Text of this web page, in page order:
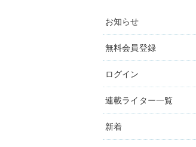
お知らせ
無料会員登録
ログイン
連載ライター一覧
新着